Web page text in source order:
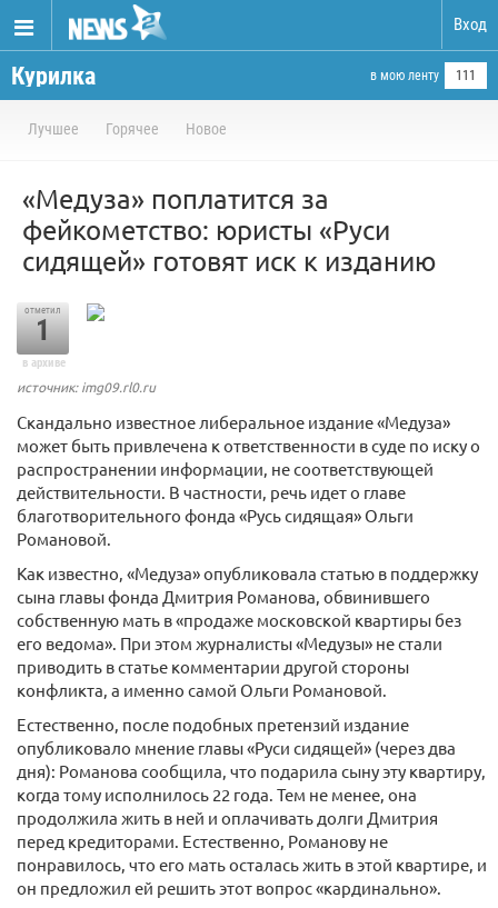
Вход
Курилка в мою ленту 111
Лучшее Горячее Новое
«Медуза» поплатится за
фейкометство: юристы «Руси
сидящей» готовят иск к изданию
отметил
1
в архиве
источник: img09.rl0.ru
Скандально известное либеральное издание «Медуза»
может быть привлечена к ответственности в суде по иску о
распространении информации, не соответствующей
действительности. В частности, речь идет о главе
благотворительного фонда «Русь сидящая» Ольги
Романовой.
Как известно, «Медуза» опубликовала статью в поддержку
сына главы фонда Дмитрия Романова, обвинившего
собственную мать в «продаже московской квартиры без
его ведома». При этом журналисты «Медузы» не стали
приводить в статье комментарии другой стороны
конфликта, а именно самой Ольги Романовой.
Естественно, после подобных претензий издание
опубликовало мнение главы «Руси сидящей» (через два
дня): Романова сообщила, что подарила сыну эту квартиру,
когда тому исполнилось 22 года. Тем не менее, она
продолжила жить в ней и оплачивать долги Дмитрия
перед кредиторами. Естественно, Романову не
понравилось, что его мать осталась жить в этой квартире, и
он предложил ей решить этот вопрос «кардинально».